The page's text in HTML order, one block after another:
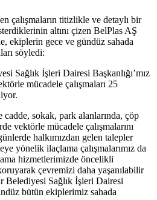
çalışmaların titizlikle ve detaylı bir
altını çizen BelPlas AŞ
ekiplerin gece ve gündüz sahada
söyledi:
Sağlık İşleri Dairesi Başkanlığı’mız
mücadele çalışmaları 25
sokak, park alanlarında, çöp
vektörle mücadele çalışmalarını
halkımızdan gelen talepler
yönelik ilaçlama çalışmalarımız da
hizmetlerimizde öncelikli
çevremizi daha yaşanılabilir
Belediyesi Sağlık İşleri Dairesi
bütün ekiplerimiz sahada